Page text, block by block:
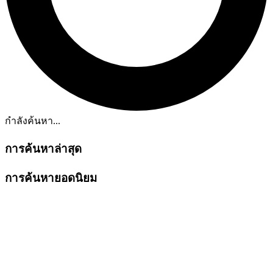
กำลังค้นหา...
การค้นหาล่าสุด
การค้นหายอดนิยม